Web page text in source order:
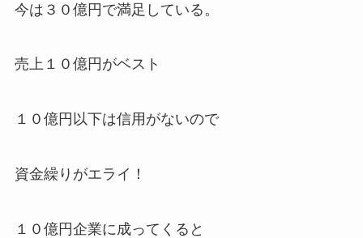
今は３０億円で満足している。
売上１０億円がベスト
１０億円以下は信用がないので
資金繰りがエライ！
１０億円企業に成ってくると